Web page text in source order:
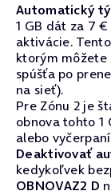
Automatický
1 GB dát za 7
aktivácie.
ktorým môžete
spúšťa po
na sieť).
Pre Zónu 2 je
obnova tohto 1
alebo
Deaktivovať
kedykoľvek
OBNOVAZ2 D